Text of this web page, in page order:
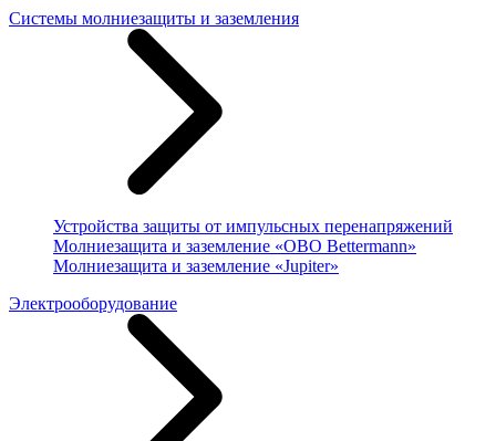
Системы молниезащиты и заземления
Устройства защиты от импульсных перенапряжений
Молниезащита и заземление «OBO Bettermann»
Молниезащита и заземление «Jupiter»
Электрооборудование